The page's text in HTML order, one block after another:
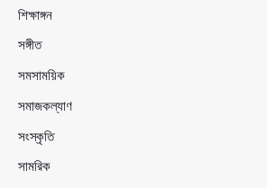
শিক্ষাঙ্গন
সঙ্গীত
সমসাময়িক
সমাজকল্যাণ
সংস্কৃতি
সামরিক